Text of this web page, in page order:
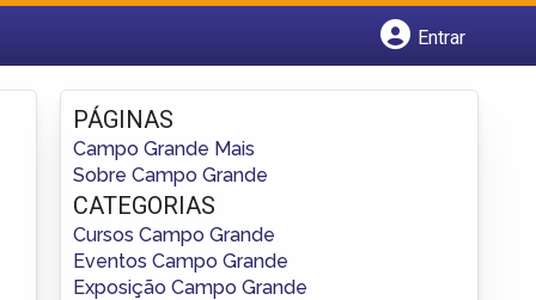
Entrar
Fazer login
Criar conta
PÁGINAS
Campo Grande Mais
Sobre Campo Grande
CATEGORIAS
Cursos Campo Grande
Eventos Campo Grande
Exposição Campo Grande